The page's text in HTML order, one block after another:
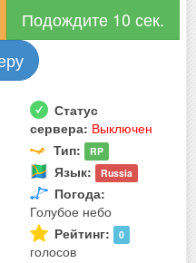
Подождите 10 сек.
Статус
сервера: Выключен
Тип: RP
Язык: Russia
Погода:
Голубое небо
Рейтинг: 0
голосов